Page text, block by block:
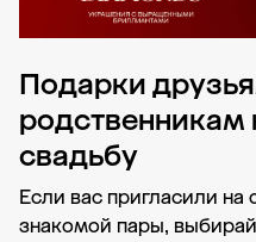
Подарки
свадьбу
Если вас пригласили
знакомой пары,